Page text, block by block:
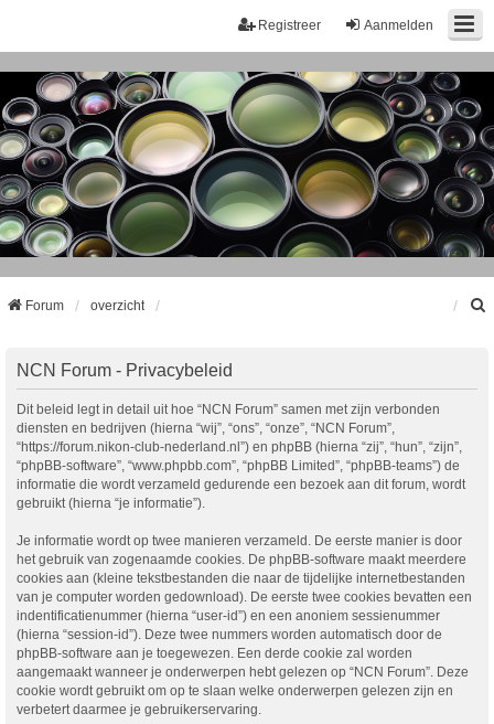
Aanmelden
Registreer
Forum overzicht
NCN Forum - Privacybeleid
Dit beleid legt in detail uit hoe “NCN Forum” samen met zijn verbonden
diensten en bedrijven (hierna “wij”, “ons”, “onze”, “NCN Forum”,
“https://forum.nikon-club-nederland.nl”) en phpBB (hierna “zij”, “hun”, “zijn”,
“phpBB-software”, “www.phpbb.com”, “phpBB Limited”, “phpBB-teams”) de
informatie die wordt verzameld gedurende een bezoek aan dit forum, wordt
gebruikt (hierna “je informatie”).
Je informatie wordt op twee manieren verzameld. De eerste manier is door
het gebruik van zogenaamde cookies. De phpBB-software maakt meerdere
cookies aan (kleine tekstbestanden die naar de tijdelijke internetbestanden
van je computer worden gedownload). De eerste twee cookies bevatten een
indentificatienummer (hierna “user-id”) en een anoniem sessienummer
(hierna “session-id”). Deze twee nummers worden automatisch door de
phpBB-software aan je toegewezen. Een derde cookie zal worden
aangemaakt wanneer je onderwerpen hebt gelezen op “NCN Forum”. Deze
cookie wordt gebruikt om op te slaan welke onderwerpen gelezen zijn en
verbetert daarmee je gebruikerservaring.